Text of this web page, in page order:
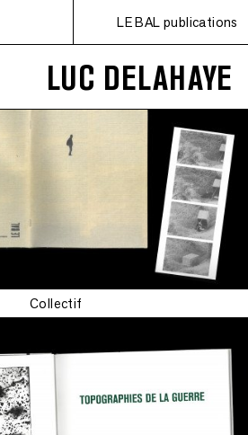
LE BAL publications
LUC DELAHAYE
Collectif